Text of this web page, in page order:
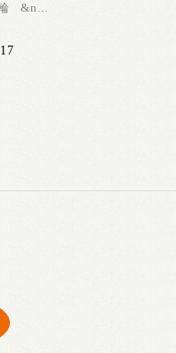
輪 &n...